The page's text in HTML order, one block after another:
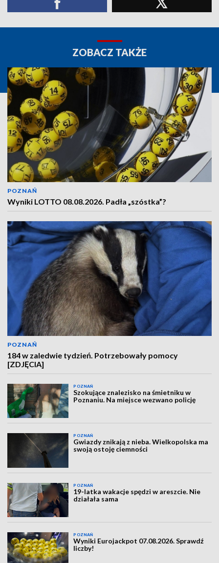
ZOBACZ TAKŻE
POZNAŃ
Wyniki LOTTO 08.08.2026. Padła „szóstka”?
POZNAŃ
184 w zaledwie tydzień. Potrzebowały pomocy
[ZDJĘCIA]
POZNAŃ
Szokujące znalezisko na śmietniku w
Poznaniu. Na miejsce wezwano policję
POZNAŃ
Gwiazdy znikają z nieba. Wielkopolska ma
swoją ostoję ciemności
POZNAŃ
19-latka wakacje spędzi w areszcie. Nie
działała sama
POZNAŃ
Wyniki Eurojackpot 07.08.2026. Sprawdź
liczby!